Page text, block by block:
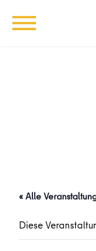
« Alle
Diese